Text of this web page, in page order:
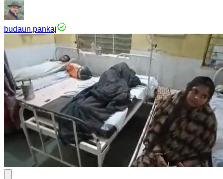
budaun.pankaj